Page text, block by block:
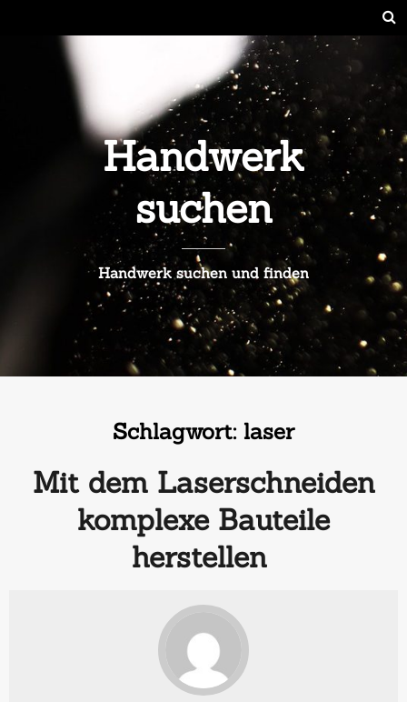
Handwerk
suchen
Handwerk suchen und finden
Schlagwort: laser
Mit dem Laserschneiden
komplexe Bauteile
herstellen